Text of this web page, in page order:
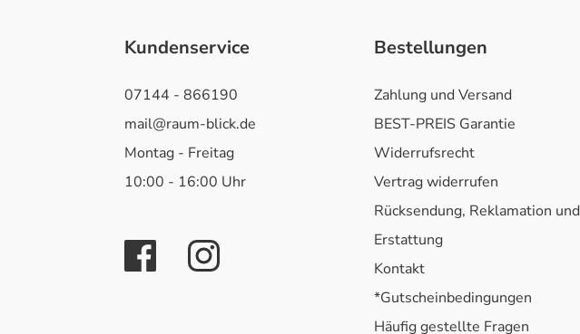
Kundenservice
07144 - 866190
mail@raum-blick.de
Montag - Freitag
10:00 - 16:00 Uhr
Bestellungen
Zahlung und Versand
BEST-PREIS Garantie
Widerrufsrecht
Vertrag widerrufen
Rücksendung, Reklamation und
Erstattung
Kontakt
*Gutscheinbedingungen
Häufig gestellte Fragen